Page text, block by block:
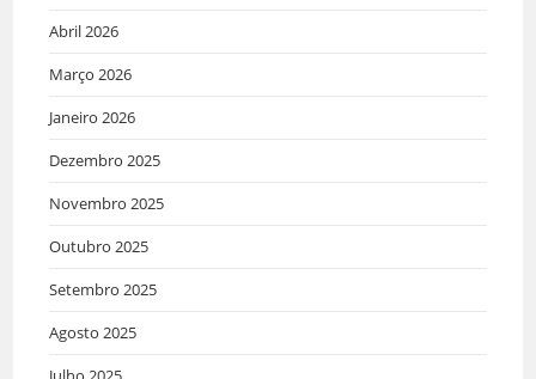
Abril 2026
Março 2026
Janeiro 2026
Dezembro 2025
Novembro 2025
Outubro 2025
Setembro 2025
Agosto 2025